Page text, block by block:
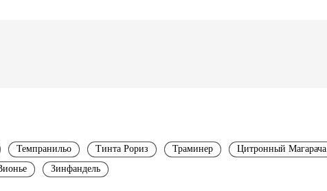
Темпранильо Тинта Рориз Траминер
Цитронный Магарача
Зинфандель